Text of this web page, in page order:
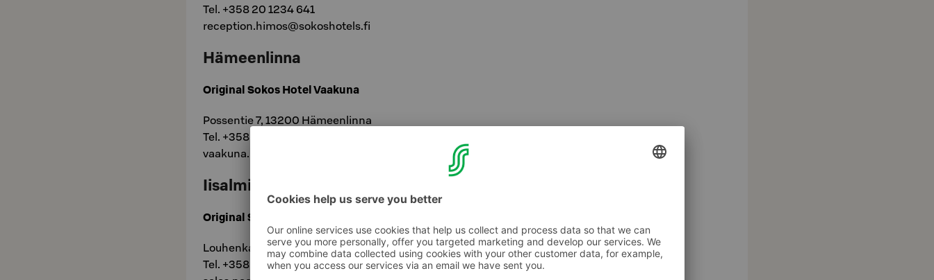
Tel. +358 20 1234 641
reception.himos@sokoshotels.fi
Hämeenlinna
Original Sokos Hotel Vaakuna
Possentie 7, 13200 Hämeenlinna
Tel. +358 20 1234 636
vaakuna.hameenlinna@sokoshotels.fi
Iisalmi
Original Sokos Hotel Koljonvirta
Louhenkatu 4, 74100 Iisalmi
Tel. +358 10 7856 100